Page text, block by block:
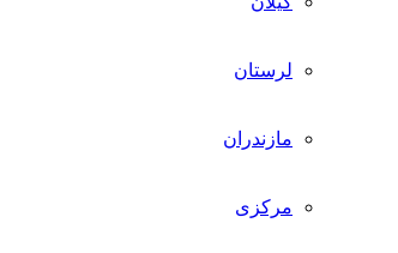
لرستان
مازندران
مرکزی